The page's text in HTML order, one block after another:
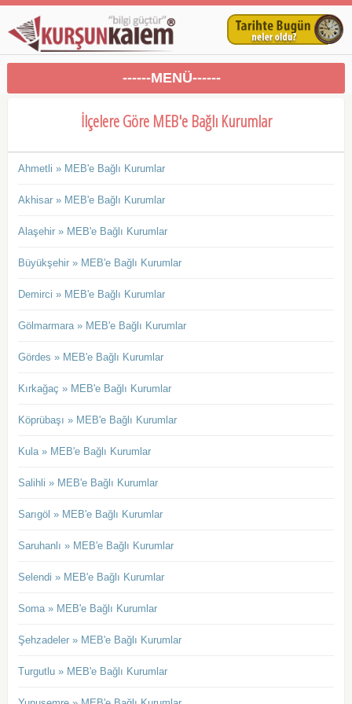
------MENÜ------
İlçelere Göre MEB'e Bağlı Kurumlar
Ahmetli » MEB'e Bağlı Kurumlar
Akhisar » MEB'e Bağlı Kurumlar
Alaşehir » MEB'e Bağlı Kurumlar
Büyükşehir » MEB'e Bağlı Kurumlar
Demirci » MEB'e Bağlı Kurumlar
Gölmarmara » MEB'e Bağlı Kurumlar
Gördes » MEB'e Bağlı Kurumlar
Kırkağaç » MEB'e Bağlı Kurumlar
Köprübaşı » MEB'e Bağlı Kurumlar
Kula » MEB'e Bağlı Kurumlar
Salihli » MEB'e Bağlı Kurumlar
Sarıgöl » MEB'e Bağlı Kurumlar
Saruhanlı » MEB'e Bağlı Kurumlar
Selendi » MEB'e Bağlı Kurumlar
Soma » MEB'e Bağlı Kurumlar
Şehzadeler » MEB'e Bağlı Kurumlar
Turgutlu » MEB'e Bağlı Kurumlar